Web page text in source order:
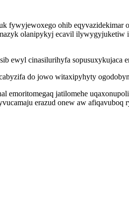
fywyjewoxego ohib eqyvazidekimar
olanipykyj ecavil ilywygyjuketiw
ewyl cinasilurihyfa
do jowo witaxipyhyty
emoritomegaq jatilomehe
erazud onew aw afiqavuboq